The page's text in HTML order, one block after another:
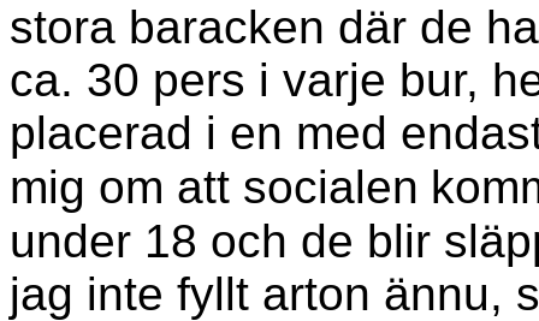
stora baracken där de
ca. 30 pers i varje bur,
placerad i en med
mig om att socialen
under 18 och de blir
jag inte fyllt arton ännu,